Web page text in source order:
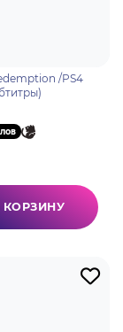
/PS4
КОРЗИНУ